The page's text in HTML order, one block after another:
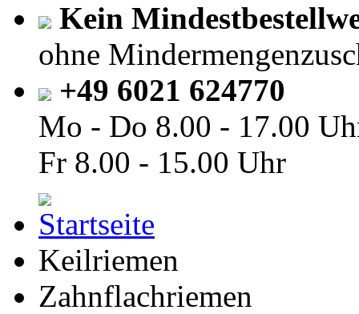
Kein
ohne
+49 6021 624770
Mo - Do 8.00 - 17.00
Fr 8.00 - 15.00 Uhr
Keilriemen
Zahnflachriemen